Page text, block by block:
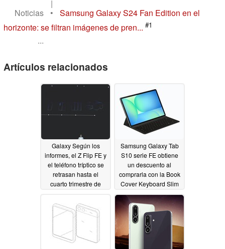
|
Noticias
•
Samsung Galaxy S24 Fan Edition en el
horizonte: se filtran imágenes de pren... #1
...
Artículos relacionados
Galaxy Según los
informes, el Z Flip FE y
el teléfono tríptico se
retrasan hasta el
cuarto trimestre de
Samsung Galaxy Tab
S10 serie FE obtiene
un descuento al
comprarla con la Book
Cover Keyboard Slim
04/22/2025